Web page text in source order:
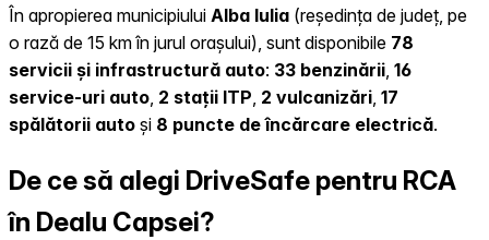
În apropierea municipiului Alba Iulia (reședința de județ, pe
o rază de 15 km în jurul orașului), sunt disponibile 78
servicii și infrastructură auto: 33 benzinării, 16
service-uri auto, 2 stații ITP, 2 vulcanizări, 17
spălătorii auto și 8 puncte de încărcare electrică.
De ce să alegi DriveSafe pentru RCA
în Dealu Capsei?